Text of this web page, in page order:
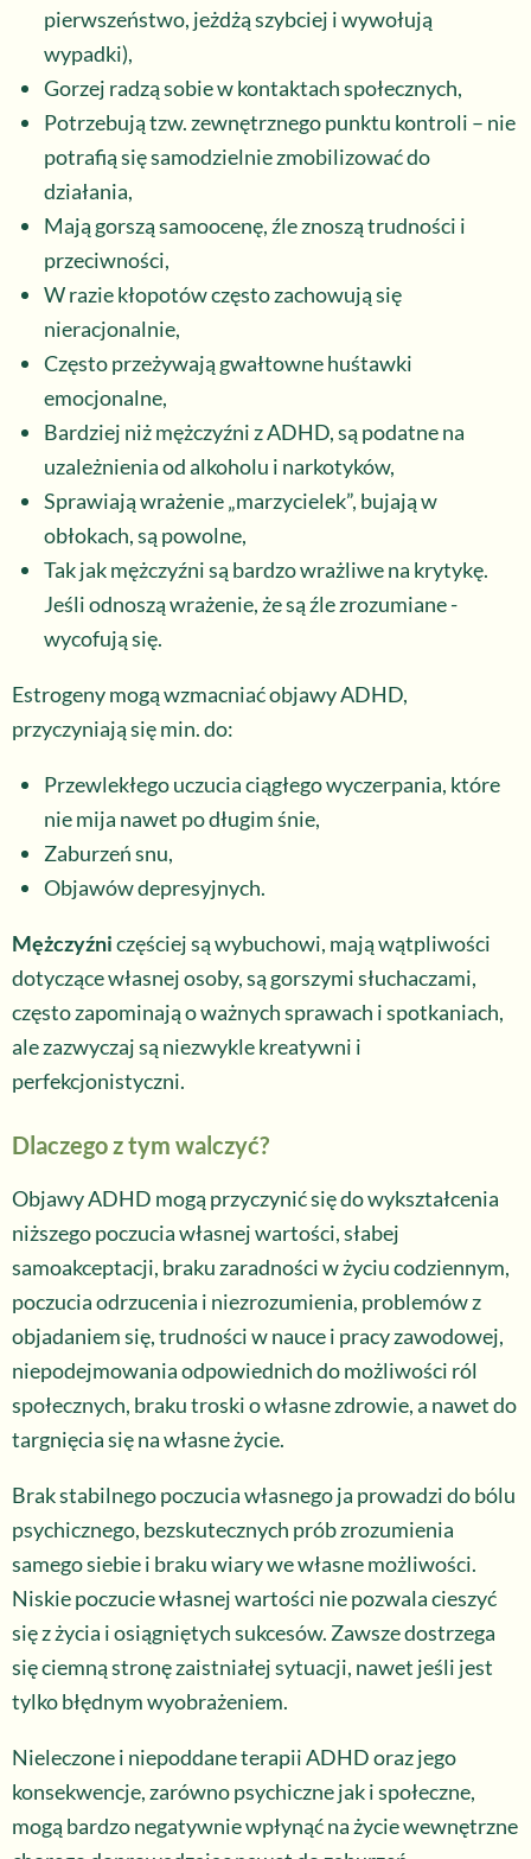
pierwszeństwo, jeżdżą szybciej i wywołują
wypadki),
Gorzej radzą sobie w kontaktach społecznych,
Potrzebują tzw. zewnętrznego punktu kontroli – nie
potrafią się samodzielnie zmobilizować do
działania,
Mają gorszą samoocenę, źle znoszą trudności i
przeciwności,
W razie kłopotów często zachowują się
nieracjonalnie,
Często przeżywają gwałtowne huśtawki
emocjonalne,
Bardziej niż mężczyźni z ADHD, są podatne na
uzależnienia od alkoholu i narkotyków,
Sprawiają wrażenie „marzycielek”, bujają w
obłokach, są powolne,
Tak jak mężczyźni są bardzo wrażliwe na krytykę.
Jeśli odnoszą wrażenie, że są źle zrozumiane -
wycofują się.
Estrogeny mogą wzmacniać objawy ADHD,
przyczyniają się min. do:
Przewlekłego uczucia ciągłego wyczerpania, które
nie mija nawet po długim śnie,
Zaburzeń snu,
Objawów depresyjnych.
Mężczyźniczęściej są wybuchowi, mają wątpliwości
dotyczące własnej osoby, są gorszymi słuchaczami,
często zapominają o ważnych sprawach i spotkaniach,
ale zazwyczaj są niezwykle kreatywni i
perfekcjonistyczni.
Dlaczego z tym walczyć?
Objawy ADHD mogą przyczynić się do wykształcenia
niższego poczucia własnej wartości, słabej
samoakceptacji, braku zaradności w życiu codziennym,
poczucia odrzucenia i niezrozumienia, problemów z
objadaniem się, trudności w nauce i pracy zawodowej,
niepodejmowania odpowiednich do możliwości ról
społecznych, braku troski o własne zdrowie, a nawet do
targnięcia się na własne życie.
Brak stabilnego poczucia własnego ja prowadzi do bólu
psychicznego, bezskutecznych prób zrozumienia
samego siebie i braku wiary we własne możliwości.
Niskie poczucie własnej wartości nie pozwala cieszyć
się z życia i osiągniętych sukcesów. Zawsze dostrzega
się ciemną stronę zaistniałej sytuacji, nawet jeśli jest
tylko błędnym wyobrażeniem.
Nieleczone i niepoddane terapii ADHD oraz jego
konsekwencje, zarówno psychiczne jak i społeczne,
mogą bardzo negatywnie wpłynąć na życie wewnętrzne